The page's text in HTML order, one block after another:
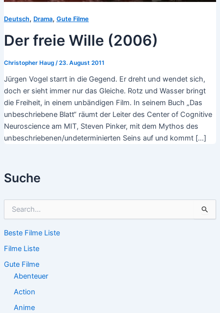
Suche
h
n
n
Beste Filme Liste
Filme Liste
Gute Filme
Abenteuer
Action
Anime
Deutsch, Drama, Gute Filme
Der freie Wille (2006)
Christopher Haug /23. August 2011
Jürgen Vogel starrt in die Gegend. Er dreht und wendet sich,
doch er sieht immer nur das Gleiche. Rotz und Wasser bringt
die Freiheit, in einem unbändigen Film. In seinem Buch „Das
unbeschriebene Blatt“ räumt der Leiter des Center of Cognitive
Neuroscience am MIT, Steven Pinker, mit dem Mythos des
unbeschriebenen/undeterminierten Seins auf und kommt […]